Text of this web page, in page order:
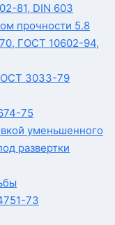
81, DIN 603
прочности 5.8
ГОСТ 10602-94,
3033-79
75
уменьшенного
развертки
73